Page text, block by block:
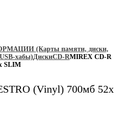
(Карты памяти, диски,
хабы)ДискиCD-RMIREX CD-R
SLIM
(Vinyl) 700мб 52x